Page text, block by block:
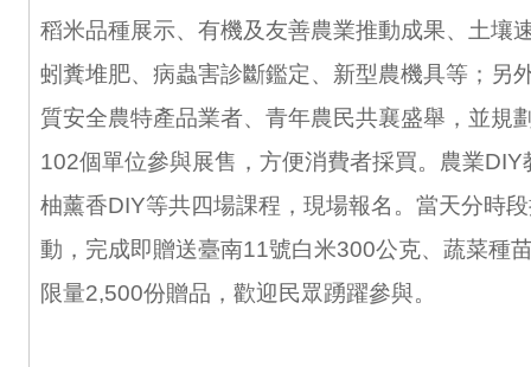
稻米品種展示、有機及友善農業推動成果、土壤
蚓糞堆肥、病蟲害診斷鑑定、新型農機具等；另
質安全農特產品業者、青年農民共襄盛舉，並規
102個單位參與展售，方便消費者採買。農業DIY
柚薰香DIY等共四場課程，現場報名。當天分時
動，完成即贈送臺南11號白米300公克、蔬菜種
限量2,500份贈品，歡迎民眾踴躍參與。